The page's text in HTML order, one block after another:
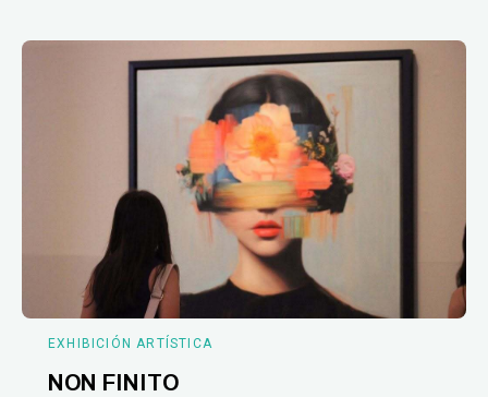
EXHIBICIÓN ARTÍSTICA
NON FINITO